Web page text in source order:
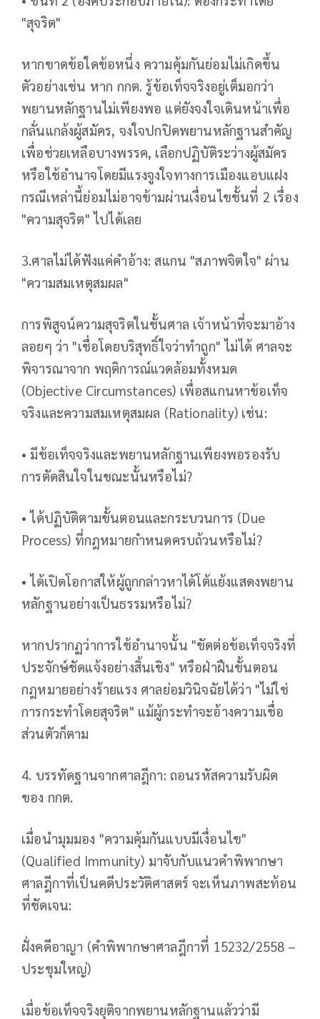
"สุจริต"
หากขาดข้อใดข้อหนึ่ง ความคุ้มกันย่อมไม่เกิดขึ้น
ตัวอย่างเช่น หาก กกต. รู้ข้อเท็จจริงอยู่เต็มอกว่า
พยานหลักฐานไม่เพียงพอ แต่ยังจงใจเดินหน้าเพื่อ
กลั่นแกล้งผู้สมัคร, จงใจปกปิดพยานหลักฐานสำคัญ
เพื่อช่วยเหลือบางพรรค, เลือกปฏิบัติระว่างผู้สมัคร
หรือใช้อำนาจโดยมีแรงจูงใจทางการเมืองแอบแฝง
กรณีเหล่านี้ย่อมไม่อาจข้ามผ่านเงื่อนไขชั้นที่ 2 เรื่อง
"ความสุจริต" ไปได้เลย
3.ศาลไม่ได้ฟังแค่คำอ้าง: สแกน "สภาพจิตใจ" ผ่าน
"ความสมเหตุสมผล"
การพิสูจน์ความสุจริตในชั้นศาล เจ้าหน้าที่จะมาอ้าง
ลอยๆ ว่า "เชื่อโดยบริสุทธิ์ใจว่าทำถูก" ไม่ได้ ศาลจะ
พิจารณาจาก พฤติการณ์แวดล้อมทั้งหมด
(Objective Circumstances) เพื่อสแกนหาข้อเท็จ
จริงและความสมเหตุสมผล (Rationality) เช่น:
• มีข้อเท็จจริงและพยานหลักฐานเพียงพอรองรับ
การตัดสินใจในขณะนั้นหรือไม่?
• ได้ปฏิบัติตามขั้นตอนและกระบวนการ (Due
Process) ที่กฎหมายกำหนดครบถ้วนหรือไม่?
• ได้เปิดโอกาสให้ผู้ถูกกล่าวหาได้โต้แย้งแสดงพยาน
หลักฐานอย่างเป็นธรรมหรือไม่?
หากปรากฏว่าการใช้อำนาจนั้น "ขัดต่อข้อเท็จจริงที่
ประจักษ์ชัดแจ้งอย่างสิ้นเชิง" หรือฝ่าฝืนขั้นตอน
กฎหมายอย่างร้ายแรง ศาลย่อมวินิจฉัยได้ว่า "ไม่ใช่
การกระทำโดยสุจริต" แม้ผู้กระทำจะอ้างความเชื่อ
ส่วนตัวก็ตาม
4. บรรทัดฐานจากศาลฎีกา: ถอนรหัสความรับผิด
ของ กกต.
เมื่อนำมุมมอง "ความคุ้มกันแบบมีเงื่อนไข"
(Qualified Immunity) มาจับกับแนวคำพิพากษา
ศาลฎีกาที่เป็นคดีประวัติศาสตร์ จะเห็นภาพสะท้อน
ที่ชัดเจน:
ฝั่งคดีอาญา (คำพิพากษาศาลฎีกาที่ 15232/2558 –
ประชุมใหญ่)
เมื่อข้อเท็จจริงยุติจากพยานหลักฐานแล้วว่ามี